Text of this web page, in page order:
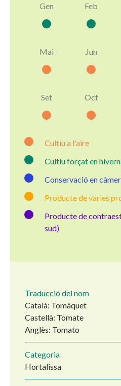
Gen Feb
Mai Jun
Set Oct
Cultiu a l'aire
Cultiu forçat en
Conservació en
Producte de varies
Producte de
sud)
Traducció del nom
Català: Tomàquet
Castellà: Tomate
Anglès: Tomato
Categoria
Hortalissa